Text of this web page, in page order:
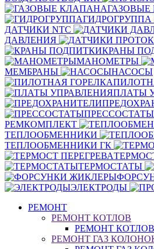
ГИДРОГРУППА
ДАТЧИКИ NTC
ДАВЛЕНИЯ
КРАНЫ
МАНОМЕТРЫ
МЕМБРАНЫ
НАСОСЫ
ПЛАТЫ
ПРЕССОСТАТЫ
РЕМКОМПЛЕКТ
ТЕПЛООБМЕННИКИ
ТЕПЛООБМЕННИКИ ГК
ТЕРМОСТАТЫ
ЭЛЕКТРОДЫ
РЕМОНТ
РЕМОНТ КОТЛОВ
РЕМОНТ КОТЛОВ
РЕМОНТ ГАЗ